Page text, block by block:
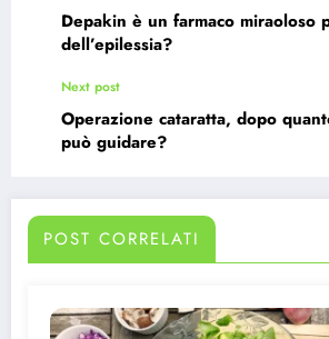
Depakin è un farmaco miraoloso
dell’epilessia?
Next post
Operazione cataratta, dopo
può guidare?
POST CORRELATI